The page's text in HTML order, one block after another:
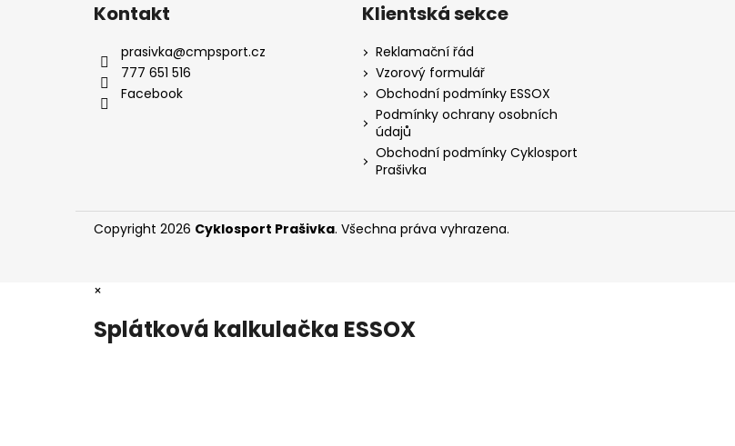
Kontakt
prasivka@cmpsport.cz
777 651 516
Facebook
Klientská sekce
Reklamační řád
Vzorový formulář
Obchodní podmínky ESSOX
Podmínky ochrany osobních
údajů
Obchodní podmínky Cyklosport
Prašivka
Copyright 2026 Cyklosport Prašivka. Všechna práva vyhrazena.
×
Splátková kalkulačka ESSOX